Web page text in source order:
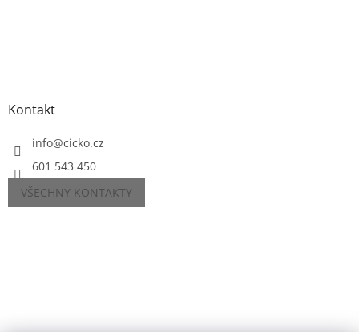
Kontakt
info@cicko.cz
601 543 450
VŠECHNY KONTAKTY